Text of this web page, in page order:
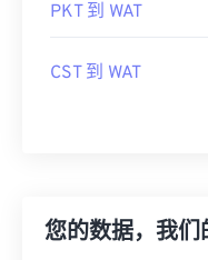
PKT 到 WAT
CST 到 WAT
您的数据，我们